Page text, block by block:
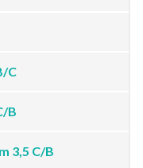
C
B
3,5 C/B